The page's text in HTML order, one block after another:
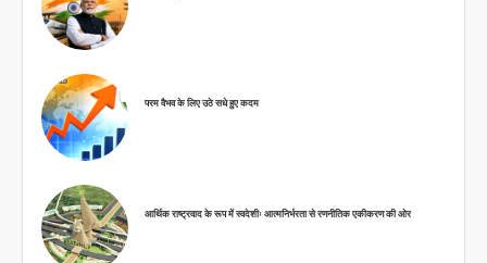
परम वैभव के लिए उठे सधे हुए कदम
आर्थिक राष्ट्रवाद के रूप में स्वदेशीः आत्मनिर्भरता से रणनीतिक एकीकरण की ओर